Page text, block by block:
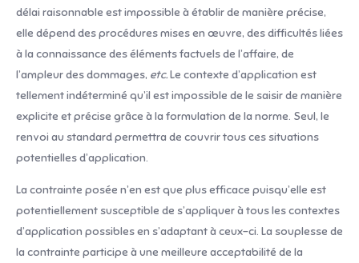
délai raisonnable est impossible à établir de manière précise,
elle dépend des procédures mises en œuvre, des difficultés liées
à la connaissance des éléments factuels de l’affaire, de
l’ampleur des dommages, etc.Le contexte d’application est
tellement indéterminé qu’il est impossible de le saisir de manière
explicite et précise grâce à la formulation de la norme. Seul, le
renvoi au standard permettra de couvrir tous ces situations
potentielles d’application.
La contrainte posée n’en est que plus efficace puisqu’elle est
potentiellement susceptible de s’appliquer à tous les contextes
d’application possibles en s’adaptant à ceux-ci. La souplesse de
la contrainte participe à une meilleure acceptabilité de la